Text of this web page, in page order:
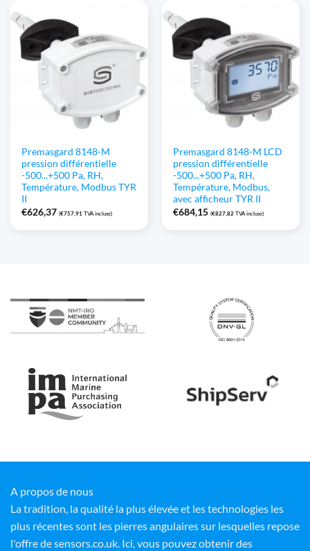
Premasgard 8148-M
pression différentielle
-500...+500 Pa, RH,
Température, Modbus TYR
II
€626,37 (€757,91 TVA incluse)
Premasgard 8148-M LCD
pression différentielle
-500...+500 Pa, RH,
Température, Modbus,
avec afficheur TYR II
€684,15 (€827,82 TVA incluse)
A propos de nous
La tradition, la qualité la plus élevée et les technologies les
plus récentes sont les pierres angulaires sur lesquelles repose
l'offre de sensors.co.uk. Ici, vous pouvez obtenir des